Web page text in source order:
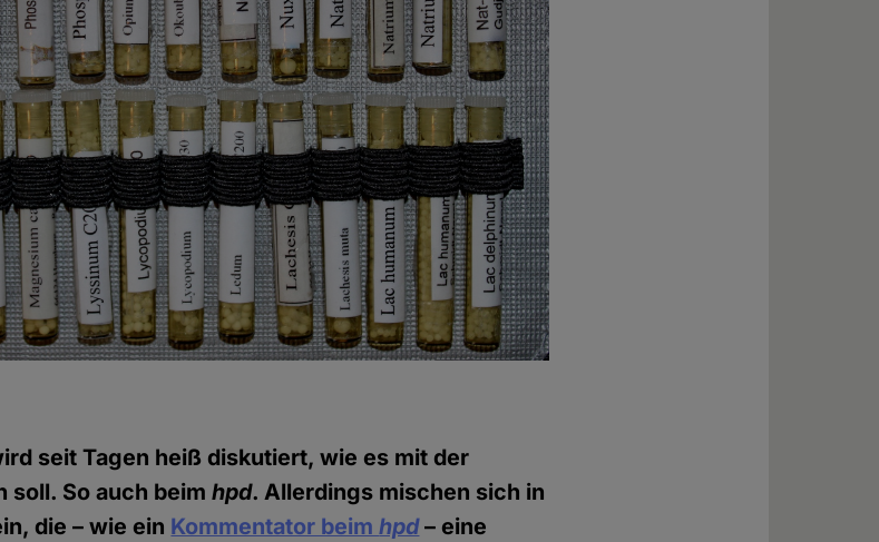
seit Tagen heiß diskutiert, wie es mit der
soll. So auch beimhpd. Allerdings mischen sich in
die – wie ein Kommentator beimhpd– eine